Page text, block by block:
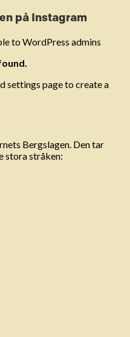
på Instagram
to WordPress admins
settings page to create a
Bergslagen. Den tar
stora stråken: